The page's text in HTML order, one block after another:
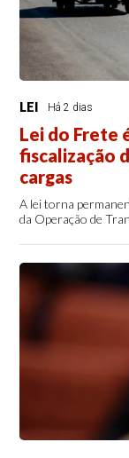
LEI Há 2 dias
Lei do Frete
fiscalização
cargas
A lei torna
da Operação de